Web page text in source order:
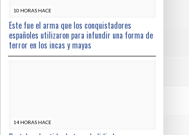
10 HORAS HACE
Este fue el arma que los conquistadores
españoles utilizaron para infundir una forma de
terror en los incas y mayas
14 HORAS HACE